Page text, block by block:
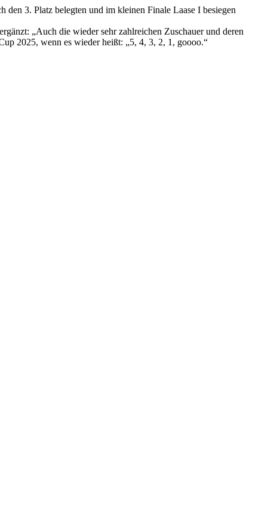
den 3. Platz belegten und im kleinen Finale Laase I besiegen
„Auch die wieder sehr zahlreichen Zuschauer und deren
2025, wenn es wieder heißt: „5, 4, 3, 2, 1, goooo.“